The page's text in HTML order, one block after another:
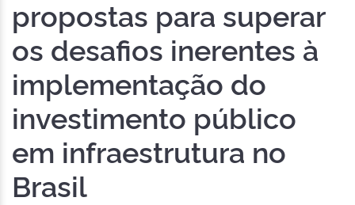
propostas para superar
os desafios inerentes à
implementação do
investimento público
em infraestrutura no
Brasil